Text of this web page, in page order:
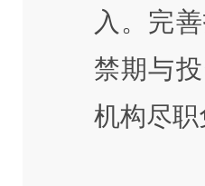
入。完
禁期与
机构尽